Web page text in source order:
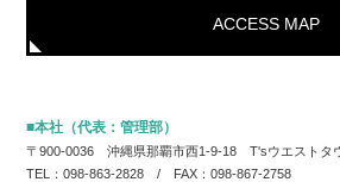
ACCESS MAP
■本社（代表：管理部）
〒900-0036 沖縄県那覇市西1-9-18 T'sウエストタ
TEL：098-863-2828 / FAX：098-867-2758